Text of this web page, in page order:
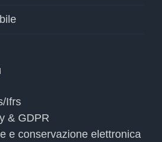
Ifrs
& GDPR
e conservazione elettronica